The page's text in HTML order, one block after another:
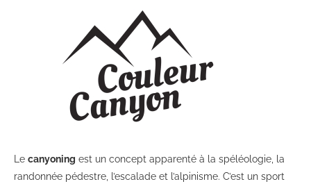
Le canyoning est un concept apparenté à la spéléologie, la
randonnée pédestre, l’escalade et l’alpinisme. C’est un sport